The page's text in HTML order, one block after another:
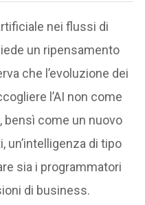
nei flussi di
un ripensamento
che l’evoluzione dei
l’AI non come
come un nuovo
di tipo
sia i programmatori
di business.